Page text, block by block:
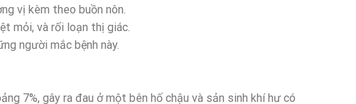
vị kèm theo buồn nôn.
mỏi, và rối loạn thị giác.
người mắc bệnh này.
7%, gây ra đau ở một bên hố chậu và sản sinh khí hư có